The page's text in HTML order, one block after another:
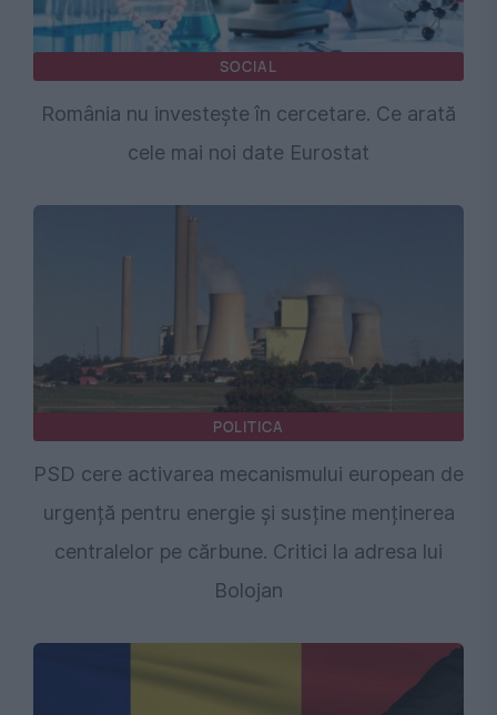
SOCIAL
România nu investește în cercetare. Ce arată
cele mai noi date Eurostat
POLITICA
PSD cere activarea mecanismului european de
urgență pentru energie și susține menținerea
centralelor pe cărbune. Critici la adresa lui
Bolojan